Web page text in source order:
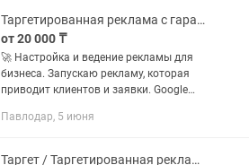
Таргетированная реклама с гарантией
от 20 000 ₸
🚀 Настройка и ведение рекламы для
бизнеса. Запускаю рекламу, которая
приводит клиентов и заявки. Google
Facebook, TikTok. ✔ Настройка рекламы
Павлодар, 5 июня
Таргет / Таргетированная реклама / Продвижение в FB и INSTA